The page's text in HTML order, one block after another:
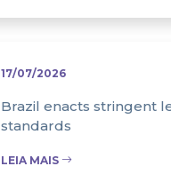
17/07/2026
Brazil enacts stringent
standards
LEIA MAIS